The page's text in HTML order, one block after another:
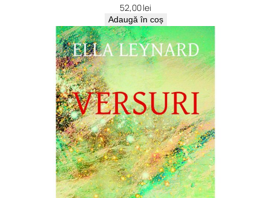
52,00lei
Adaugă în coș